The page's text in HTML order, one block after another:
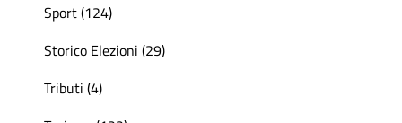
Sport (124)
Storico Elezioni (29)
Tributi (4)